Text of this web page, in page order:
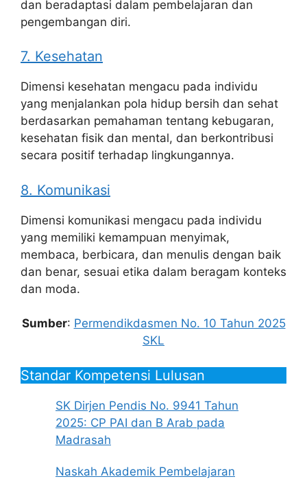
dan beradaptasi dalam pembelajaran dan
pengembangan diri.
7. Kesehatan
Dimensi kesehatan mengacu pada individu
yang menjalankan pola hidup bersih dan sehat
berdasarkan pemahaman tentang kebugaran,
kesehatan fisik dan mental, dan berkontribusi
secara positif terhadap lingkungannya.
8. Komunikasi
Dimensi komunikasi mengacu pada individu
yang memiliki kemampuan menyimak,
membaca, berbicara, dan menulis dengan baik
dan benar, sesuai etika dalam beragam konteks
dan moda.
Sumber: Permendikdasmen No. 10 Tahun 2025
SKL
Standar Kompetensi Lulusan
SK Dirjen Pendis No. 9941 Tahun
2025: CP PAI dan B Arab pada
Madrasah
Naskah Akademik Pembelajaran